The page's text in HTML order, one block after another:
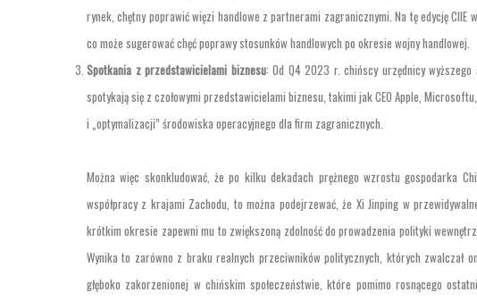
rynek, chętny poprawić więzi handlowe z partnerami zagranicznymi. Na tę edycję
co może sugerować chęć poprawy stosunków handlowych po okresie wojny handlowej.
Spotkania z przedstawicielami biznesu: Od Q4 2023 r. chińscy urzędnicy
spotykają się z czołowymi przedstawicielami biznesu, takimi jak CEO Apple,
i „optymalizacji” środowiska operacyjnego dla firm zagranicznych.
Można więc skonkludować, że po kilku dekadach prężnego wzrostu gospodarka
współpracy z krajami Zachodu, to można podejrzewać, że Xi Jinping w
krótkim okresie zapewni mu to zwiększoną zdolność do prowadzenia polityki
Wynika to zarówno z braku realnych przeciwników politycznych, których
głęboko zakorzenionej w chińskim społeczeństwie, które pomimo rosnącego